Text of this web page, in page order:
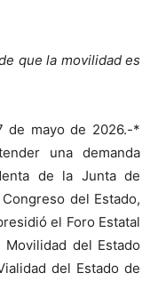
que la movilidad es
de mayo de 2026.-*
una demanda
de la Junta de
del Estado,
el Foro Estatal
del Estado
del Estado de